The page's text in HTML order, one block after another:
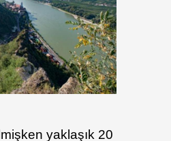
yaklaşık 20